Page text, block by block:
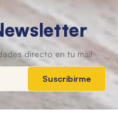
Suscribirme